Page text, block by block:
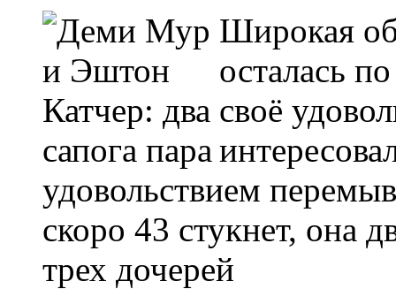
Широкая
осталась
своё
удовольствием
скоро 43 стукнет, она
трех дочерей